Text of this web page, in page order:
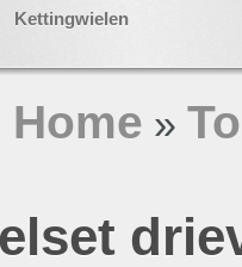
Kettingwielen
Home »